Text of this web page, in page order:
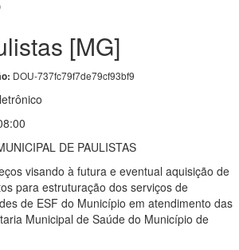
[MG]
DOU-737fc79f7de79cf93bf9
DE PAULISTAS
visando à futura e eventual aquisição de
para estruturação dos serviços de
de ESF do Município em atendimento das
Municipal de Saúde do Município de